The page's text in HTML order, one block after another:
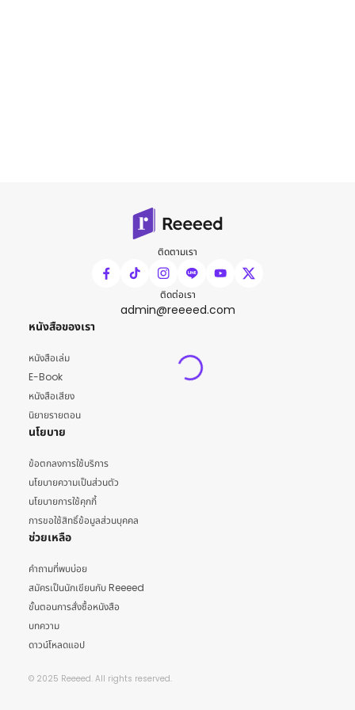
ติดตามเรา
ติดต่อเรา
admin@reeeed.com
หนังสือของเรา
หนังสือเล่ม
E-Book
หนังสือเสียง
นิยายรายตอน
นโยบาย
ข้อตกลงการใช้บริการ
นโยบายความเป็นส่วนตัว
นโยบายการใช้คุกกี้
การขอใช้สิทธิ์ข้อมูลส่วนบุคคล
ช่วยเหลือ
คำถามที่พบบ่อย
สมัครเป็นนักเขียนกับ Reeeed
ขั้นตอนการสั่งซื้อหนังสือ
บทความ
ดาวน์โหลดแอป
© 2025 Reeeed. All rights reserved.